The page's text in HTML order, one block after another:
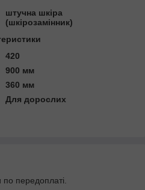
штучна шкіра
(шкірозамінник)
420
900 мм
360 мм
Для дорослих
по передоплаті.